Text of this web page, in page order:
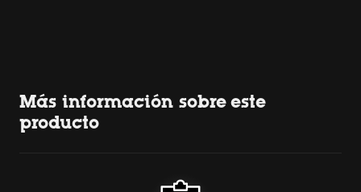
Más información sobre este
producto